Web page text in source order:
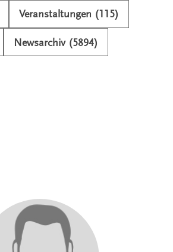
Veranstaltungen (115)
Newsarchiv (5894)